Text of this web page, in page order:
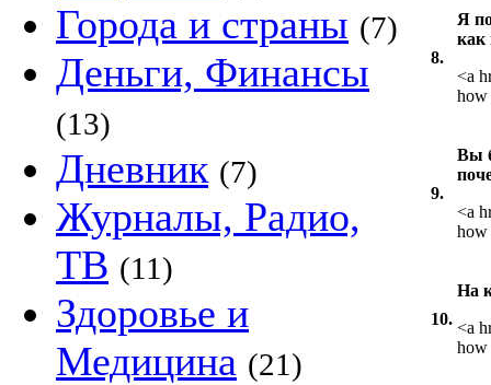
Города и страны (7)
Деньги, Финансы
(13)
Дневник (7)
Журналы, Радио,
ТВ (11)
Здоровье и
Медицина (21)
8.
Я
как
<a
how
9.
Вы
<a
how
10.
На
<a
how